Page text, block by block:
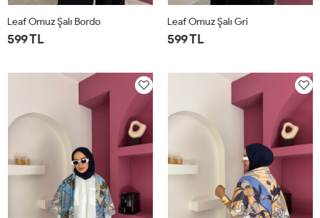
Leaf Omuz Şalı Bordo
599 TL
Leaf Omuz Şalı Gri
599 TL